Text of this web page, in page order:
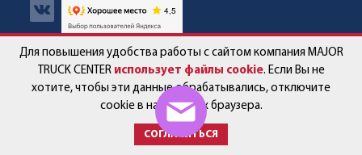
Авто в наличии
Спецпредложения
Контакты
Работа в компании
Новости
Для повышения удобства работы с сайтом компания MAJOR
TRUCK CENTER использует файлы cookie. Если Вы не
хотите, чтобы эти данные обрабатывались, отключите
cookie в настройках браузера.
СОГЛАСИТЬСЯ